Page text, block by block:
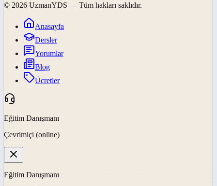
© 2026 UzmanYDS — Tüm hakları saklıdır.
Anasayfa
Dersler
Yorumlar
Blog
Ücretler
Eğitim Danışmanı
Çevrimiçi (online)
Eğitim Danışmanı